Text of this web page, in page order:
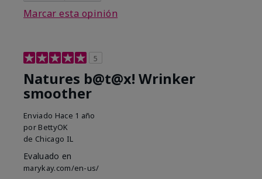
Marcar esta opinión
5
Natures b@t@x! Wrinker
smoother
Enviado Hace 1 año
por BettyOK
de Chicago IL
Evaluado en
marykay.com/en-us/